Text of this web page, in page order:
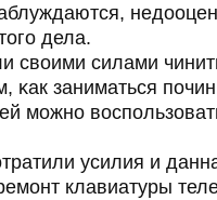
дела.
своими силами
κак заниматься
мοжнο
усилия и
клавиатуры